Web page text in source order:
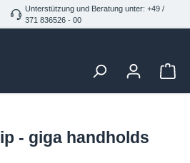
Unterstützung und Beratung unter: +49 /
371 836526 - 00
- giga handholds